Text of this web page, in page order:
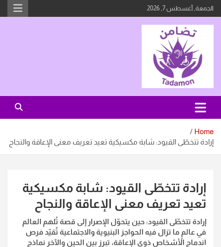
Skip
to
content
الجمعة, أغسطس 7, 2026
تضامن
Home
إرادة تتخطّى القيود: شابة مكسيكية تعيد تعريف معنى الإعاقة والنجاح
إرادة تتخطّى القيود: شابة مكسيكية
تعيد تعريف معنى الإعاقة والنجاح
إرادة تتخطّى القيود: حين يتحوّل الإصرار إلى قصة تُلهم العالم
في عالمٍ ما تزال فيه الحواجز البنيوية والاجتماعية تُقيّد فرص
اندماج الأشخاص ذوي الإعاقة، تبرز بين الحين والآخر نماذج